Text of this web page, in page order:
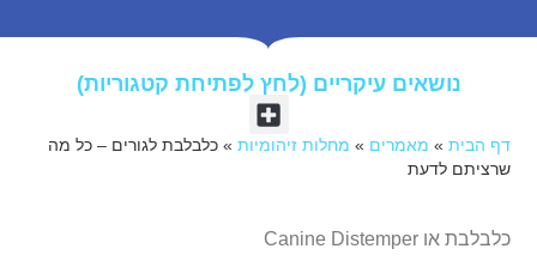
נושאים עיקריים (לחץ לפתיחת קטגוריות)​
דף הבית » מאמרים » מחלות זיהומיות »כלבלבת לגורים – כל מה
שרציתם לדעת
כלבלבת או Canine Distemper